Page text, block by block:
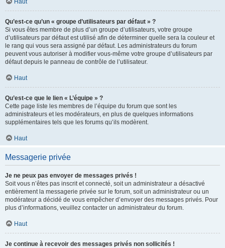
Haut
Qu’est-ce qu’un « groupe d’utilisateurs par défaut » ?
Si vous êtes membre de plus d’un groupe d’utilisateurs, votre groupe
d’utilisateurs par défaut est utilisé afin de déterminer quelle sera la couleur et
le rang qui vous sera assigné par défaut. Les administrateurs du forum
peuvent vous autoriser à modifier vous-même votre groupe d’utilisateurs par
défaut depuis le panneau de contrôle de l’utilisateur.
Haut
Qu’est-ce que le lien « L’équipe » ?
Cette page liste les membres de l’équipe du forum que sont les
administrateurs et les modérateurs, en plus de quelques informations
supplémentaires tels que les forums qu’ils modèrent.
Haut
Messagerie privée
Je ne peux pas envoyer de messages privés !
Soit vous n’êtes pas inscrit et connecté, soit un administrateur a désactivé
entièrement la messagerie privée sur le forum, soit un administrateur ou un
modérateur a décidé de vous empêcher d’envoyer des messages privés. Pour
plus d’informations, veuillez contacter un administrateur du forum.
Haut
Je continue à recevoir des messages privés non sollicités !